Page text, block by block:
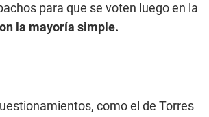
para que se voten luego en la
la mayoría simple.
como el de Torres